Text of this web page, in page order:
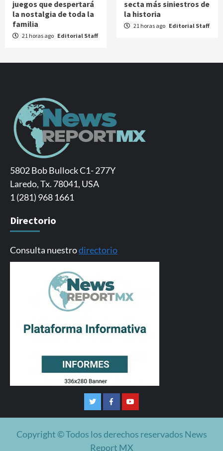
juegos que despertará
la nostalgia de toda la
familia
21 horas ago Editorial Staff
secta más siniestros de
la historia
21 horas ago Editorial Staff
5802 Bob Bullock C1- 277Y
Laredo, Tx. 78041, USA
1 (281) 968 1661
Directorio
Consulta nuestrodirectorio
TwitterFacebookYoutube
Copyright © Todos los derechos reservados News
Report MX